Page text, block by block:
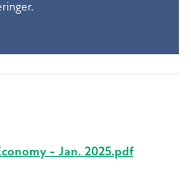
- Jan. 2025.pdf